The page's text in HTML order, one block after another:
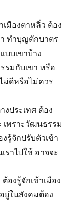
มืองตาหลิ่ว ต้อง
ทำบุญตักบาตร
บบเขาบ้าง
รมกับเขา หรือ
ม่ดีหรือไม่ควร
งประเทศ ต้อง
เพราะวัฒนธรรม
รู้จักปรับตัวเข้า
ราไปใช้ อาจจะ
องรู้จักเข้าเมือง
ยู่ในสังคมต้อง